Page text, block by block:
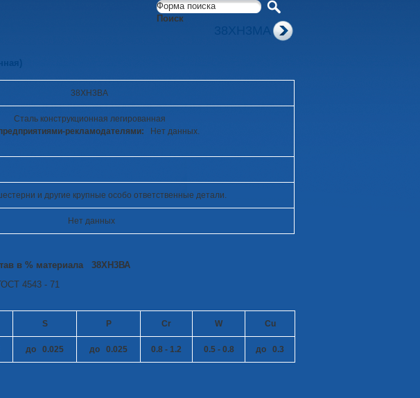
Форма поиска
Поиск
38ХН3МА
38ХН3ВА
Сталь конструкционная легированная
рекламодателями:
Нет данных.
и другие крупные особо ответственные детали.
Нет данных
в % материала 38ХН3ВА
4543 - 71
S P Cr W Cu
до 0.025 до 0.025 0.8 - 1.2 0.5 - 0.8 до 0.3